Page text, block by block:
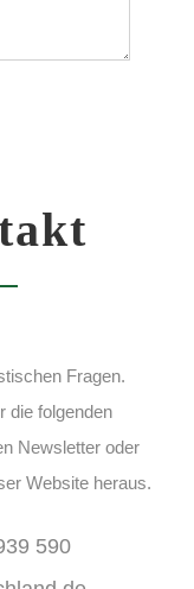
Fragen.
die folgenden
Newsletter oder
Website heraus.
590